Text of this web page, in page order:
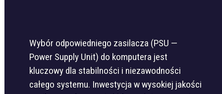
Wybór odpowiedniego zasilacza (PSU —
Power Supply Unit) do komputera jest
kluczowy dla stabilności i niezawodności
całego systemu. Inwestycja w wysokiej jakości